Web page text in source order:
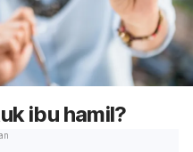
ibu hamil?